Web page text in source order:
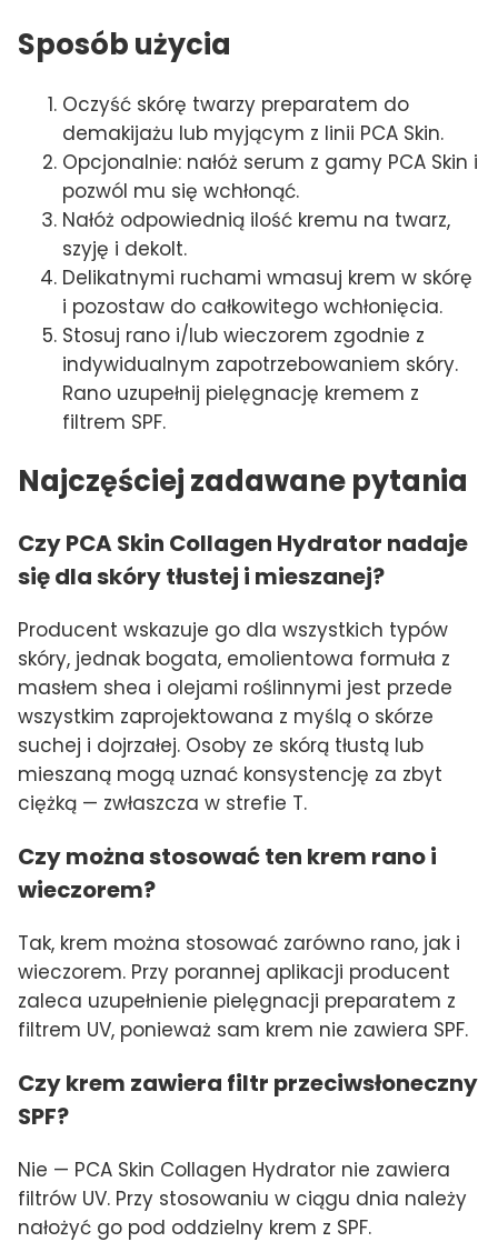
Sposób użycia
Oczyść skórę twarzy preparatem do
demakijażu lub myjącym z linii PCA Skin.
Opcjonalnie: nałóż serum z gamy PCA Skin i
pozwól mu się wchłonąć.
Nałóż odpowiednią ilość kremu na twarz,
szyję i dekolt.
Delikatnymi ruchami wmasuj krem w skórę
i pozostaw do całkowitego wchłonięcia.
Stosuj rano i/lub wieczorem zgodnie z
indywidualnym zapotrzebowaniem skóry.
Rano uzupełnij pielęgnację kremem z
filtrem SPF.
Najczęściej zadawane pytania
Czy PCA Skin Collagen Hydrator nadaje
się dla skóry tłustej i mieszanej?
Producent wskazuje go dla wszystkich typów
skóry, jednak bogata, emolientowa formuła z
masłem shea i olejami roślinnymi jest przede
wszystkim zaprojektowana z myślą o skórze
suchej i dojrzałej. Osoby ze skórą tłustą lub
mieszaną mogą uznać konsystencję za zbyt
ciężką — zwłaszcza w strefie T.
Czy można stosować ten krem rano i
wieczorem?
Tak, krem można stosować zarówno rano, jak i
wieczorem. Przy porannej aplikacji producent
zaleca uzupełnienie pielęgnacji preparatem z
filtrem UV, ponieważ sam krem nie zawiera SPF.
Czy krem zawiera filtr przeciwsłoneczny
SPF?
Nie — PCA Skin Collagen Hydrator nie zawiera
filtrów UV. Przy stosowaniu w ciągu dnia należy
nałożyć go pod oddzielny krem z SPF.